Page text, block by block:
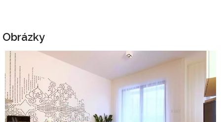
Obrázky